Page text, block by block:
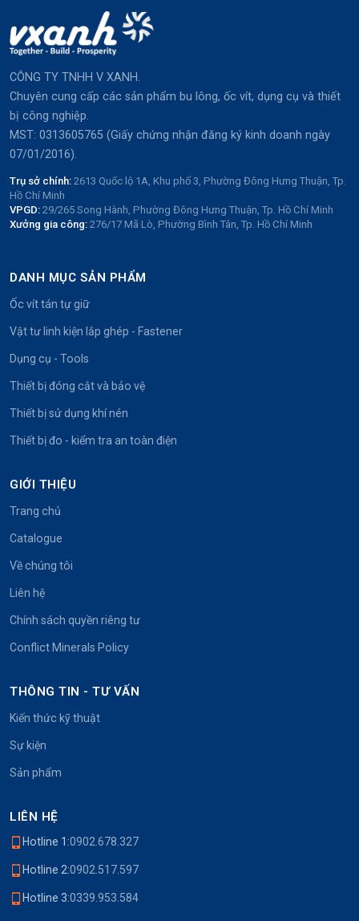
CÔNG TY TNHH V XANH.
Chuyên cung cấp các sản phẩm bu lông, ốc vít, dụng cụ và thiết
bị công nghiệp.
MST: 0313605765 (Giấy chứng nhận đăng ký kinh doanh ngày
07/01/2016).
Trụ sở chính: 2613 Quốc lộ 1A, Khu phố 3, Phường Đông Hưng Thuận, Tp.
Hồ Chí Minh
VPGD: 29/265 Song Hành, Phường Đông Hưng Thuận, Tp. Hồ Chí Minh
Xưởng gia công: 276/17 Mã Lò, Phường Bình Tân, Tp. Hồ Chí Minh
DANH MỤC SẢN PHẨM
Ốc vít tán tự giữ
Vật tư linh kiện lắp ghép - Fastener
Dụng cụ - Tools
Thiết bị đóng cắt và bảo vệ
Thiết bị sử dụng khí nén
Thiết bị đo - kiểm tra an toàn điện
GIỚI THIỆU
Trang chủ
Catalogue
Về chúng tôi
Liên hệ
Chính sách quyền riêng tư
Conflict Minerals Policy
THÔNG TIN - TƯ VẤN
Kiến thức kỹ thuật
Sự kiện
Sản phẩm
LIÊN HỆ
Hotline 1:0902.678.327
Hotline 2:0902.517.597
Hotline 3:0339.953.584